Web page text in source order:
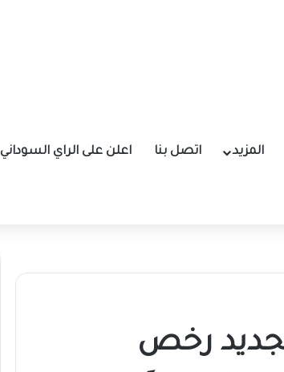
المزيد اتصل بنا اعلن على الراي السوداني
رخص